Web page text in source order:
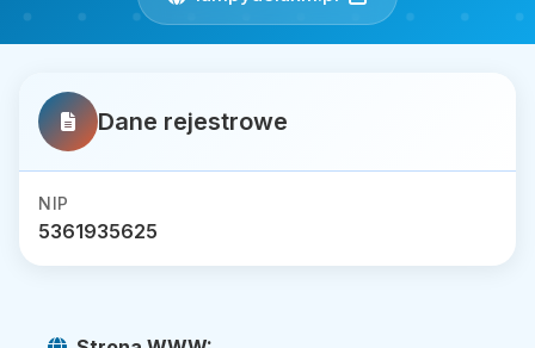
Dane rejestrowe
NIP
5361935625